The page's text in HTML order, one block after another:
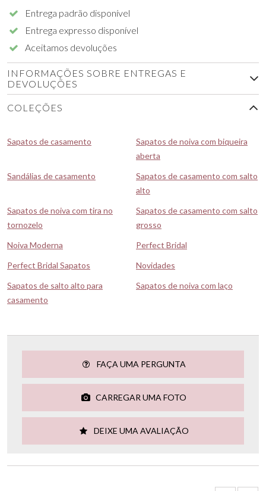
Entrega padrão disponível
Entrega expresso disponível
Aceitamos devoluções
INFORMAÇÕES SOBRE ENTREGAS E
DEVOLUÇÕES
COLEÇÕES
Sapatos de casamento
Sapatos de noiva com biqueira
aberta
Sandálias de casamento
Sapatos de casamento com salto
alto
Sapatos de noiva com tira no
tornozelo
Sapatos de casamento com salto
grosso
Noiva Moderna
Perfect Bridal
Perfect Bridal Sapatos
Novidades
Sapatos de salto alto para
casamento
Sapatos de noiva com laço
FAÇA UMA PERGUNTA
CARREGAR UMA FOTO
DEIXE UMA AVALIAÇÃO